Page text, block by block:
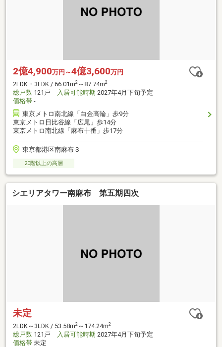
2億4,900万円～4億3,600万円
2LDK・3LDK / 66.01m2 ～87.74m2
総戸数 121戸 入居可能時期 2027年4月下旬予定
価格帯 -
東京メトロ南北線「白金高輪」歩9分
東京メトロ日比谷線「広尾」歩14分
東京メトロ南北線「麻布十番」歩17分
東京都港区南麻布３
20階以上の高層
シエリアタワー南麻布 第五期四次
未定
2LDK～3LDK / 53.58m2 ～174.24m2
総戸数 121戸 入居可能時期 2027年4月下旬予定
価格帯 未定